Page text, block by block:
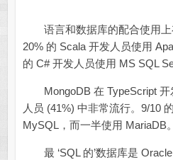
语言和数据库的配合使用上
20% 的 Scala 开发人员使用
的 C# 开发人员使用 MS SQL
MongoDB 在 TypeScript 开
人员 (41%) 中非常流行。9/10
MySQL，而一半使用 MariaDB。
最 ‘SQL 的’数据库是 Oracle